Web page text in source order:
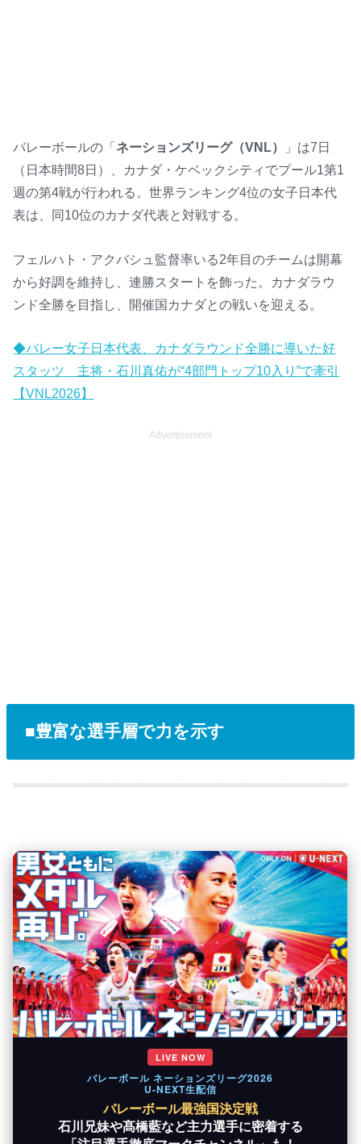
バレーボールの「ネーションズリーグ（VNL）
」は7日
（日本時間8日）、カナダ・ケベックシティでプール1第1
週の第4戦が行われる。世界ランキング4位の女子日本代
表は、同10位のカナダ代表と対戦する。
フェルハト・アクバシュ監督率いる2年目のチームは開幕
から好調を維持し、連勝スタートを飾った。カナダラウ
ンド全勝を目指し、開催国カナダとの戦いを迎える。
◆バレー女子日本代表、カナダラウンド全勝に導いた好
スタッツ 主将・石川真佑が“4部門トップ10入り”で牽引
【VNL2026】
Advertisement
■豊富な選手層で力を示す
LIVE NOW
バレーボール ネーションズリーグ2026
U-NEXT生配信
バレーボール最強国決定戦
石川兄妹や髙橋藍など主力選手に密着する